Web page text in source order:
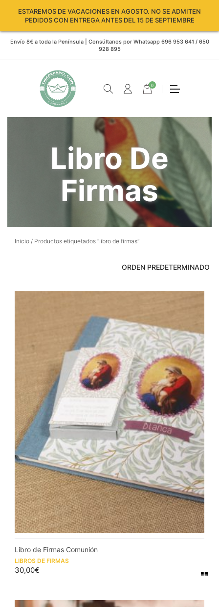
ESTAREMOS DE VACACIONES EN AGOSTO. NO SE ADMITEN
PEDIDOS CON ENTREGA ANTES DEL 15 DE SEPTIEMBRE
Envío 8€ a toda la Península | Consúltanos por Whatsapp 696 953 641 / 650
928 895
0
Carro
vacío
Libro De
Firmas
Inicio / Productos etiquetados “libro de firmas”
Libro de Firmas Comunión
LIBROS DE FIRMAS
30,00€